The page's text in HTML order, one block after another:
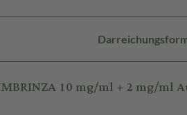
10 mg/ml + 2 mg/ml